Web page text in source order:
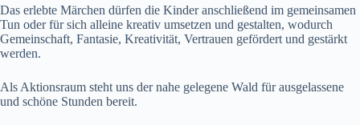
Das erlebte Märchen dürfen die Kinder anschließend im gemeinsamen
Tun oder für sich alleine kreativ umsetzen und gestalten, wodurch
Gemeinschaft, Fantasie, Kreativität, Vertrauen gefördert und gestärkt
werden.
Als Aktionsraum steht uns der nahe gelegene Wald für ausgelassene
und schöne Stunden bereit.